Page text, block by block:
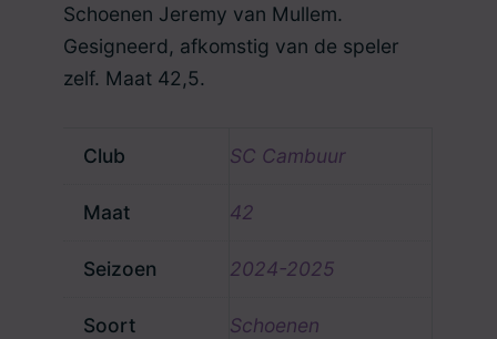
WAS:
34.99 €.
IS:
25.00 €.
Schoenen Jeremy van Mullem.
Gesigneerd, afkomstig van de speler
zelf. Maat 42,5.
Club SC Cambuur
Maat 42
Seizoen 2024-2025
Soort Schoenen